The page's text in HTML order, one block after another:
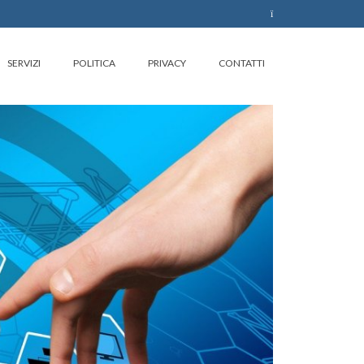
SERVIZI POLITICA PRIVACY CONTATTI